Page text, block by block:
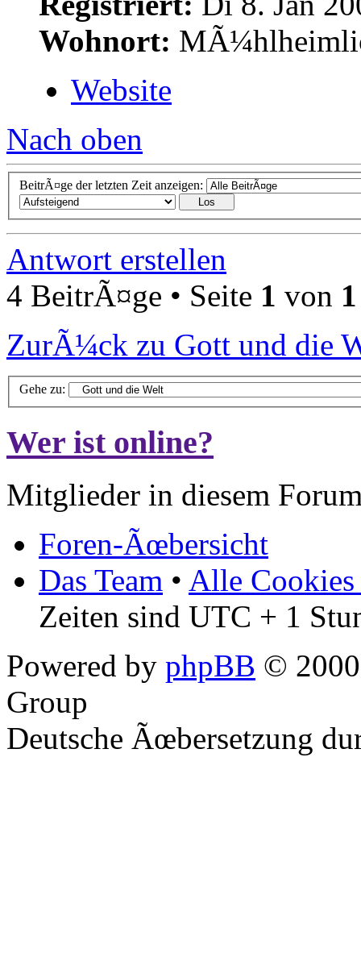
Wohnort:
Website
Nach oben
BeitrÃ¤ge der letzten Zeit anzeigen:
Antwort erstellen
4 BeitrÃ¤ge • Seite 1 von 1
ZurÃ¼ck zu Gott und die
Gehe zu:
Wer ist online?
Mitglieder in diesem
Foren-Ãœbersicht
Das Team • Alle Cookies
Zeiten sind UTC + 1
Powered by phpBB ©
Group
Deutsche Ãœbersetzung